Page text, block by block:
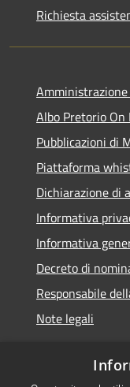
Richiesta
Albo Pretorio On
Pubblicazioni di
Piattaforma
Dichiarazione di
Informativa
Informativa
Decreto di
Responsabile
Note legali